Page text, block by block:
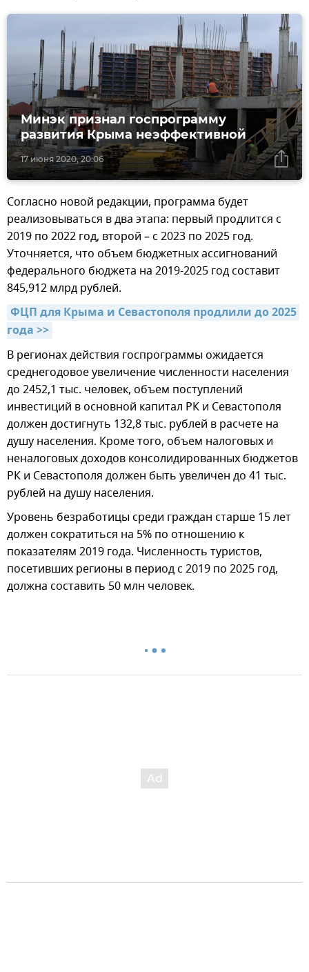
17 июня 2020, 20:06
Минэк признал госпрограмму
развития Крыма неэффективной
Согласно новой редакции, программа будет
реализовываться в два этапа: первый продлится с
2019 по 2022 год, второй – с 2023 по 2025 год.
Уточняется, что объем бюджетных ассигнований
федерального бюджета на 2019-2025 год составит
845,912 млрд рублей.
ФЦП для Крыма и Севастополя продлили до 2025
года >>
В регионах действия госпрограммы ожидается
среднегодовое увеличение численности населения
до 2452,1 тыс. человек, объем поступлений
инвестиций в основной капитал РК и Севастополя
должен достигнуть 132,8 тыс. рублей в расчете на
душу населения. Кроме того, объем налоговых и
неналоговых доходов консолидированных бюджетов
РК и Севастополя должен быть увеличен до 41 тыс.
рублей на душу населения.
Уровень безработицы среди граждан старше 15 лет
должен сократиться на 5% по отношению к
показателям 2019 года. Численность туристов,
посетивших регионы в период с 2019 по 2025 год,
должна составить 50 млн человек.